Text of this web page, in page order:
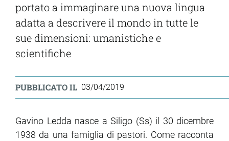
portato a immaginare una nuova lingua
adatta a descrivere il mondo in tutte le
sue dimensioni: umanistiche e
scientifiche
PUBBLICATO IL 03/04/2019
Gavino Ledda nasce a Siligo (Ss) il 30 dicembre
1938 da una famiglia di pastori. Come racconta